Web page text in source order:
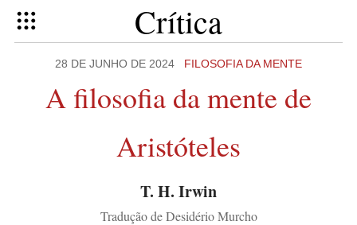
Crítica
28 DE JUNHO DE 2024 FILOSOFIA DA MENTE
A filosofia da mente de
Aristóteles
T. H. Irwin
Tradução de Desidério Murcho